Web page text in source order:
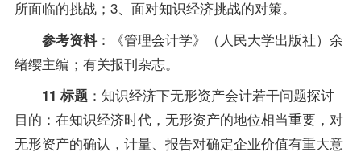
所面临的挑战；3、面对知识经济挑战的对策。
参考资料：《管理会计学》（人民大学出版社）余
绪缨主编；有关报刊杂志。
11 标题：知识经济下无形资产会计若干问题探讨
目的：在知识经济时代，无形资产的地位相当重要，对
无形资产的确认，计量、报告对确定企业价值有重大意